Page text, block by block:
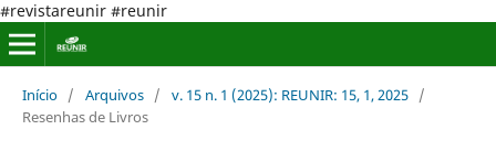
#revistareunir #reunir
Início / Arquivos / v. 15 n. 1 (2025): REUNIR: 15, 1, 2025 /
Resenhas de Livros